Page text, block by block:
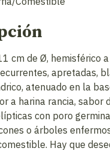
cm de Ø, hemisférico
apretadas,
atenuado en la
a harina rancia, sabor
con poro
o árboles
Hay que